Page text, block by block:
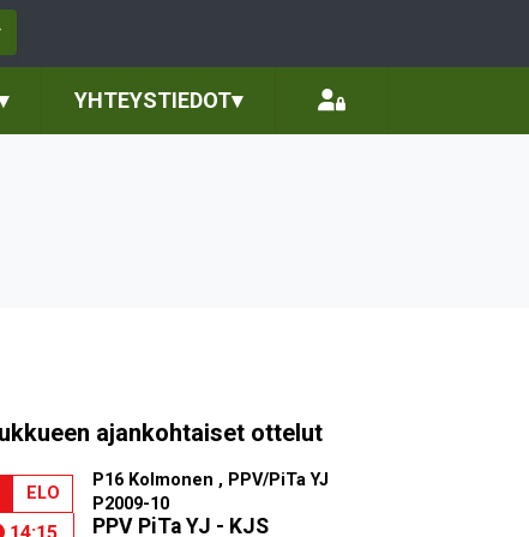
YHTEYSTIEDOT▾
ajankohtaiset ottelut
ELO
P16 Kolmonen , PPV/PiTa YJ
P2009-10
PPV PiTa YJ - KJS